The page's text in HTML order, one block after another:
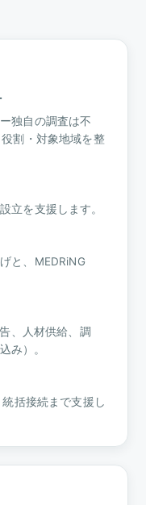
独自の調査は不
割・対象地域を整
立を支援します。
と、MEDRiNG
、人材供給、調
み）。
括接続まで支援し